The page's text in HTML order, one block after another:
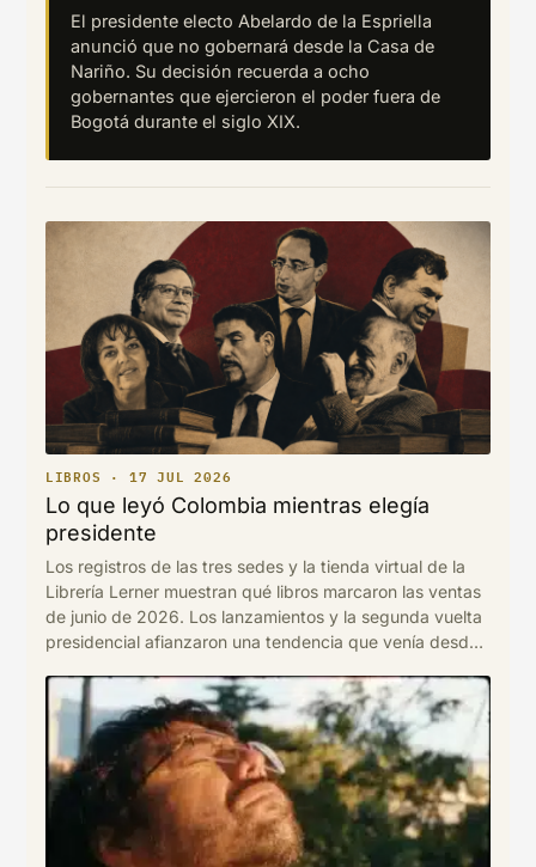
El presidente electo Abelardo de la Espriella
anunció que no gobernará desde la Casa de
Nariño. Su decisión recuerda a ocho
gobernantes que ejercieron el poder fuera de
Bogotá durante el siglo XIX.
LIBROS · 17 JUL 2026
Lo que leyó Colombia mientras elegía
presidente
Los registros de las tres sedes y la tienda virtual de la
Librería Lerner muestran qué libros marcaron las ventas
de junio de 2026. Los lanzamientos y la segunda vuelta
presidencial afianzaron una tendencia que venía desde
coyuntura nacional.